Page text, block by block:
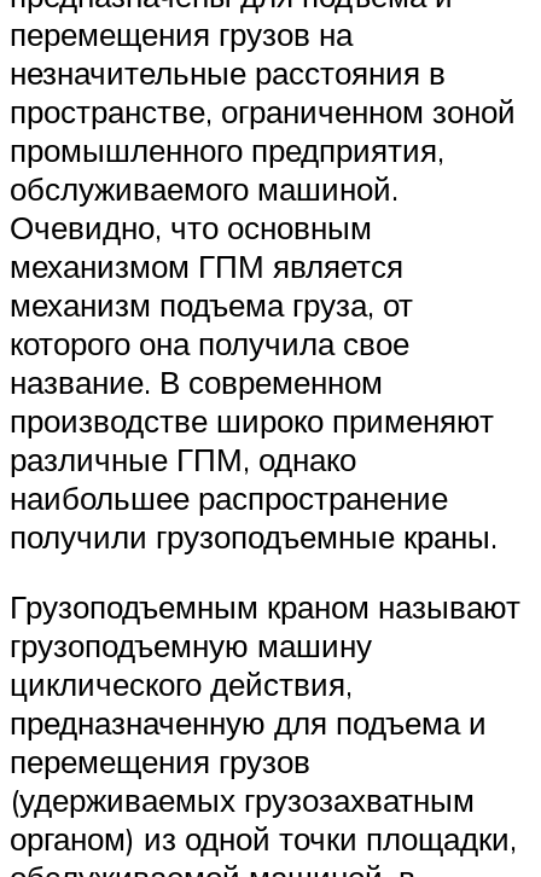
перемещения грузов на
незначительные расстояния в
пространстве, ограниченном зоной
промышленного предприятия,
обслуживаемого машиной.
Очевидно, что основным
механизмом ГПМ является
механизм подъема груза, от
которого она получила свое
название. В современном
производстве широко применяют
различные ГПМ, однако
наибольшее распространение
получили грузоподъемные краны.
Грузоподъемным краном называют
грузоподъемную машину
циклического действия,
предназначенную для подъема и
перемещения грузов
(удерживаемых грузозахватным
органом) из одной точки площадки,